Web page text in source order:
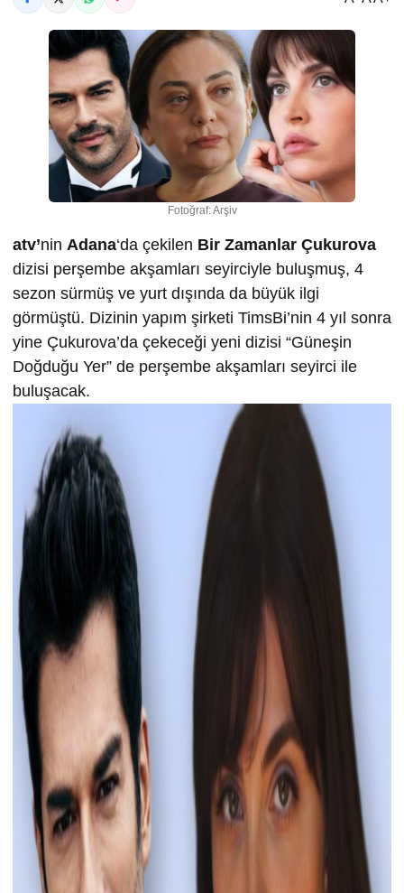
Fotoğraf: Arşiv
atv’nin Adana‘da çekilen Bir Zamanlar Çukurova
dizisi perşembe akşamları seyirciyle buluşmuş, 4
sezon sürmüş ve yurt dışında da büyük ilgi
görmüştü. Dizinin yapım şirketi TimsBi’nin 4 yıl sonra
yine Çukurova’da çekeceği yeni dizisi “Güneşin
Doğduğu Yer” de perşembe akşamları seyirci ile
buluşacak.